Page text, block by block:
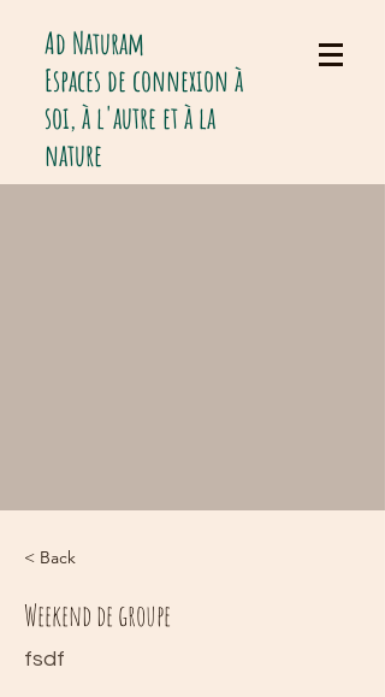
Ad Naturam
Espaces de connexion à
soi, à l'autre et à la
nature
< Back
Weekend de groupe
fsdf